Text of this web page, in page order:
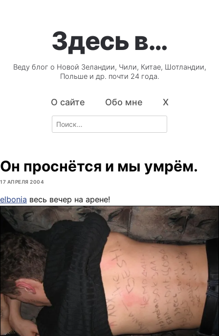
Здесь в…
Веду блог о Новой Зеландии, Чили, Китае, Шотландии,
Польше и др. почти 24 года.
О сайте Обо мне X
Search
for:
Он проснётся и мы умрём.
17 АПРЕЛЯ 2004
elbonia весь вечер на арене!